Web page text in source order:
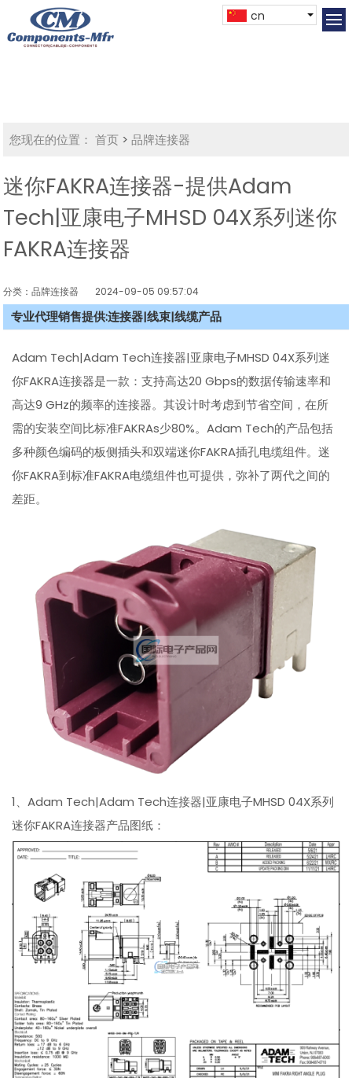
cn
您现在的位置： 首页 >品牌连接器
迷你FAKRA连接器-提供Adam
Tech|亚康电子MHSD 04X系列迷你
FAKRA连接器
分类：品牌连接器 2024-09-05 09:57:04
专业代理销售提供:连接器|线束|线缆产品
Adam Tech|Adam Tech连接器|亚康电子MHSD 04X系列迷
你FAKRA连接器是一款：支持高达20 Gbps的数据传输速率和
高达9 GHz的频率的连接器。其设计时考虑到节省空间，在所
需的安装空间比标准FAKRAs少80%。Adam Tech的产品包括
多种颜色编码的板侧插头和双端迷你FAKRA插孔电缆组件。迷
你FAKRA到标准FAKRA电缆组件也可提供，弥补了两代之间的
差距。
1、Adam Tech|Adam Tech连接器|亚康电子MHSD 04X系列
迷你FAKRA连接器产品图纸：